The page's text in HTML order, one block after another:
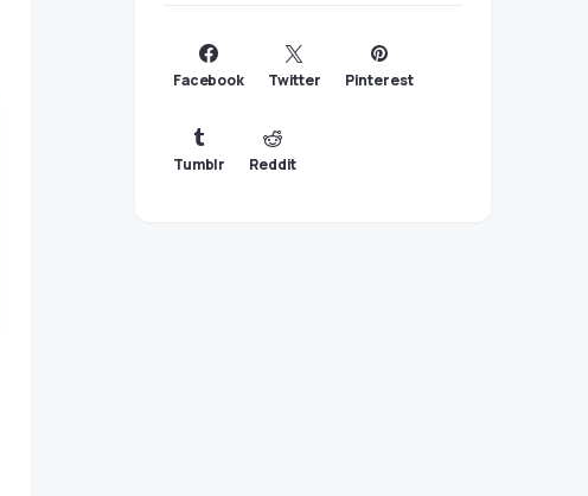
Facebook Twitter Pinterest
Tumblr Reddit